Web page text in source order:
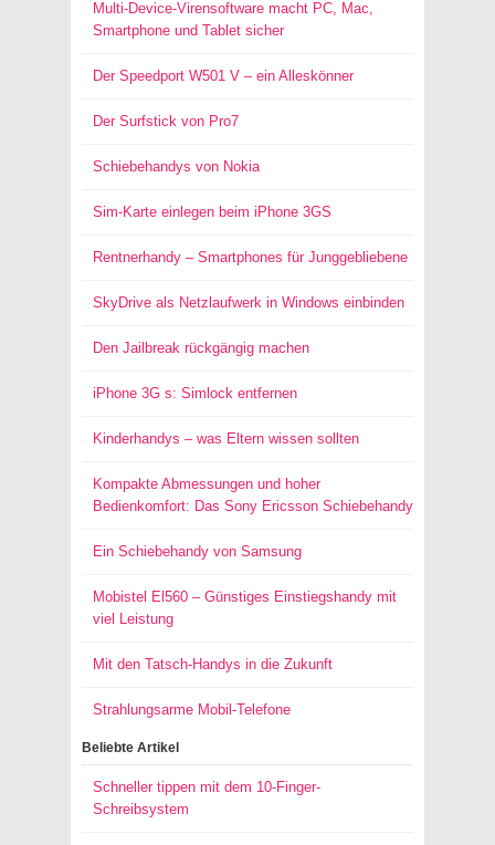
Multi-Device-Virensoftware macht PC, Mac,
Smartphone und Tablet sicher
Der Speedport W501 V – ein Alleskönner
Der Surfstick von Pro7
Schiebehandys von Nokia
Sim-Karte einlegen beim iPhone 3GS
Rentnerhandy – Smartphones für Junggebliebene
SkyDrive als Netzlaufwerk in Windows einbinden
Den Jailbreak rückgängig machen
iPhone 3G s: Simlock entfernen
Kinderhandys – was Eltern wissen sollten
Kompakte Abmessungen und hoher
Bedienkomfort: Das Sony Ericsson Schiebehandy
Ein Schiebehandy von Samsung
Mobistel El560 – Günstiges Einstiegshandy mit
viel Leistung
Mit den Tatsch-Handys in die Zukunft
Strahlungsarme Mobil-Telefone
Beliebte Artikel
Schneller tippen mit dem 10-Finger-
Schreibsystem